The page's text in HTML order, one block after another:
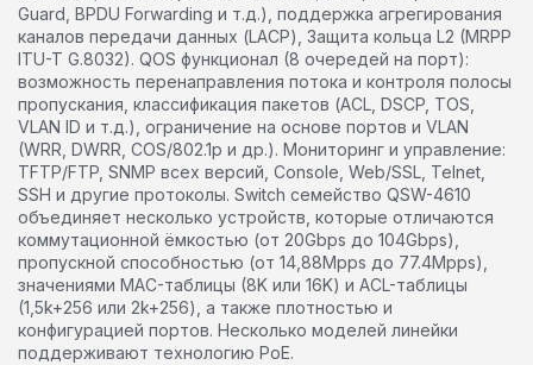
Guard, BPDU Forwarding и т.д.), поддержка агрегирования
каналов передачи данных (LACP), Защита кольца L2 (MRPP
ITU-T G.8032). QOS функционал (8 очередей на порт):
возможность перенаправления потока и контроля полосы
пропускания, классификация пакетов (ACL, DSCP, TOS,
VLAN ID и т.д.), ограничение на основе портов и VLAN
(WRR, DWRR, COS/802.1p и др.). Мониторинг и управление:
TFTP/FTP, SNMP всех версий, Console, Web/SSL, Telnet,
SSH и другие протоколы. Switch семейство QSW-4610
объединяет несколько устройств, которые отличаются
коммутационной ёмкостью (от 20Gbps до 104Gbps),
пропускной способностью (от 14,88Mpps до 77.4Mpps),
значениями MAC-таблицы (8K или 16K) и ACL-таблицы
(1,5k+256 или 2k+256), а также плотностью и
конфигурацией портов. Несколько моделей линейки
поддерживают технологию PoE.